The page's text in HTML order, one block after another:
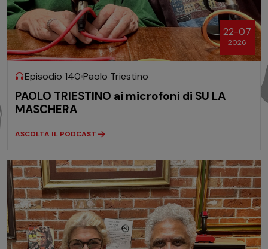
22-07
2026
Episodio 140 Paolo Triestino
PAOLO TRIESTINO ai microfoni di SU LA
MASCHERA
ASCOLTA IL PODCAST